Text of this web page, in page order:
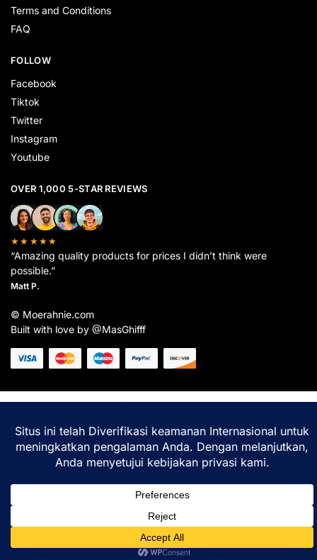
Terms and Conditions
FAQ
FOLLOW
Facebook
Tiktok
Twitter
Instagram
Youtube
OVER 1,000 5-STAR REVIEWS
★★★★★
“Amazing quality products for prices I didn’t think were
possible.”
Matt P.
© Moerahnie.com
Built with love by @MasGhifff
Lacak
Moerahnie.com
pengalaman belanja terbaik Anda.